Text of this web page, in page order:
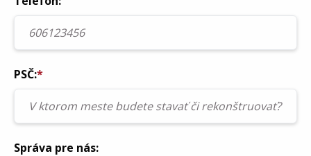
PSČ:*
Správa pre nás: